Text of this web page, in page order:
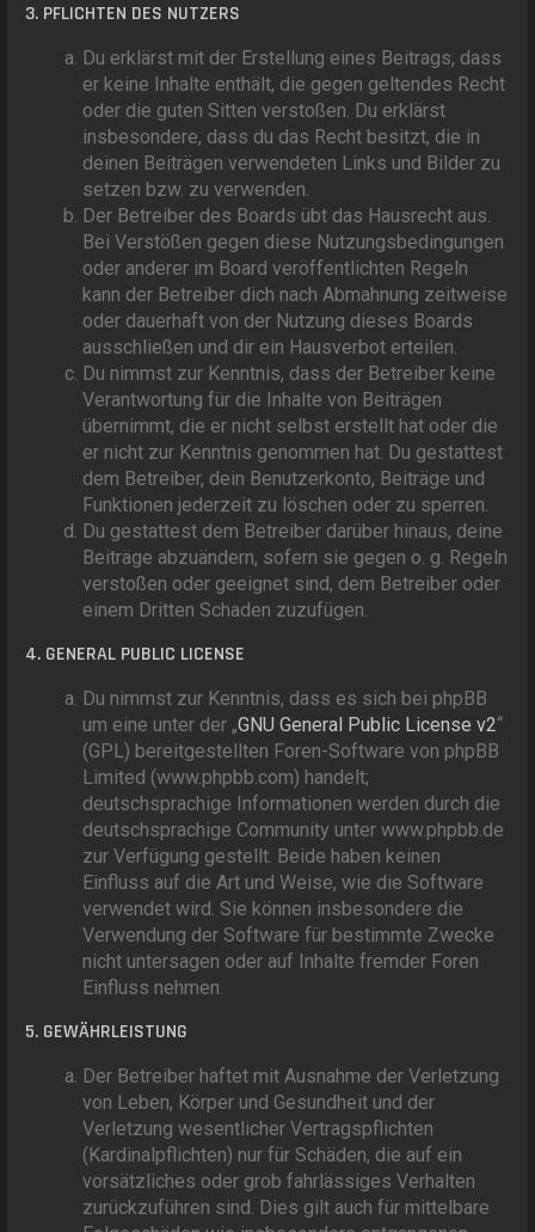
3. PFLICHTEN DES NUTZERS
Du erklärst mit der Erstellung eines Beitrags, dass
er keine Inhalte enthält, die gegen geltendes Recht
oder die guten Sitten verstoßen. Du erklärst
insbesondere, dass du das Recht besitzt, die in
deinen Beiträgen verwendeten Links und Bilder zu
setzen bzw. zu verwenden.
Der Betreiber des Boards übt das Hausrecht aus.
Bei Verstößen gegen diese Nutzungsbedingungen
oder anderer im Board veröffentlichten Regeln
kann der Betreiber dich nach Abmahnung zeitweise
oder dauerhaft von der Nutzung dieses Boards
ausschließen und dir ein Hausverbot erteilen.
Du nimmst zur Kenntnis, dass der Betreiber keine
Verantwortung für die Inhalte von Beiträgen
übernimmt, die er nicht selbst erstellt hat oder die
er nicht zur Kenntnis genommen hat. Du gestattest
dem Betreiber, dein Benutzerkonto, Beiträge und
Funktionen jederzeit zu löschen oder zu sperren.
Du gestattest dem Betreiber darüber hinaus, deine
Beiträge abzuändern, sofern sie gegen o. g. Regeln
verstoßen oder geeignet sind, dem Betreiber oder
einem Dritten Schaden zuzufügen.
4. GENERAL PUBLIC LICENSE
Du nimmst zur Kenntnis, dass es sich bei phpBB
um eine unter der „GNU General Public License v2“
(GPL) bereitgestellten Foren-Software von phpBB
Limited (www.phpbb.com) handelt;
deutschsprachige Informationen werden durch die
deutschsprachige Community unter www.phpbb.de
zur Verfügung gestellt. Beide haben keinen
Einfluss auf die Art und Weise, wie die Software
verwendet wird. Sie können insbesondere die
Verwendung der Software für bestimmte Zwecke
nicht untersagen oder auf Inhalte fremder Foren
Einfluss nehmen.
5. GEWÄHRLEISTUNG
Der Betreiber haftet mit Ausnahme der Verletzung
von Leben, Körper und Gesundheit und der
Verletzung wesentlicher Vertragspflichten
(Kardinalpflichten) nur für Schäden, die auf ein
vorsätzliches oder grob fahrlässiges Verhalten
zurückzuführen sind. Dies gilt auch für mittelbare